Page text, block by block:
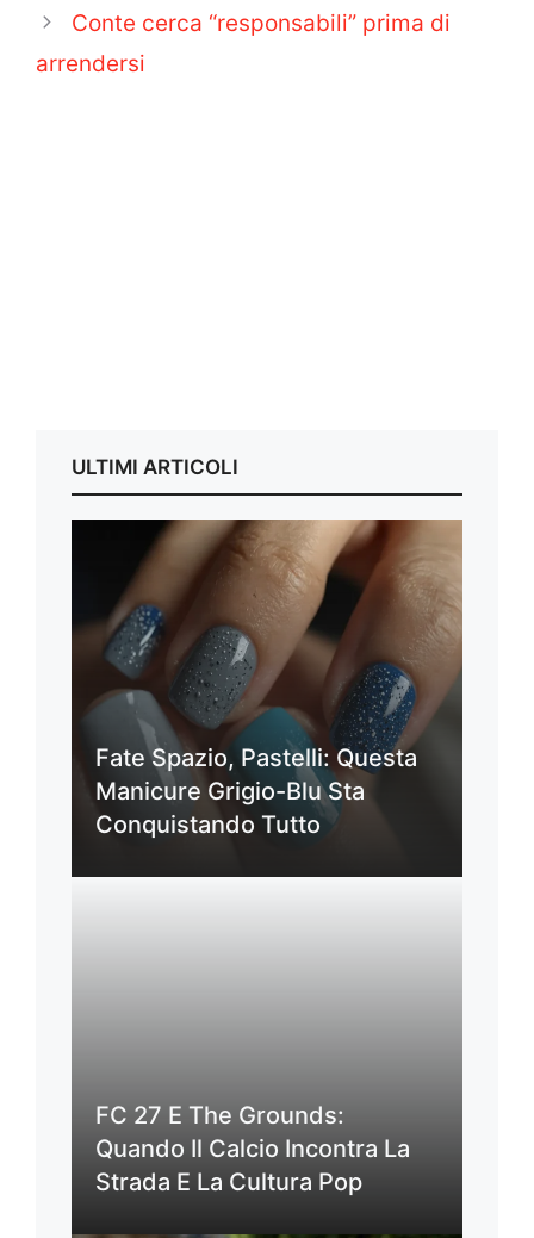
Conte cerca “responsabili” prima di
arrendersi
ULTIMI ARTICOLI
Fate Spazio, Pastelli: Questa
Manicure Grigio-Blu Sta
Conquistando Tutto
FC 27 E The Grounds:
Quando Il Calcio Incontra La
Strada E La Cultura Pop